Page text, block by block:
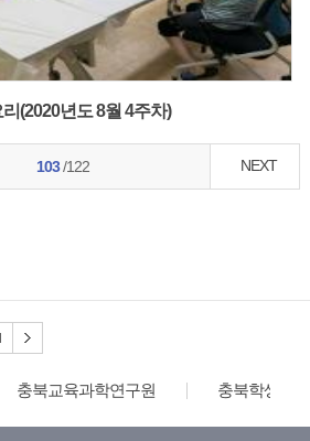
(2020년도 8월 4주차)
103/122 NEXT
충북교육과학연구원 충북학생교